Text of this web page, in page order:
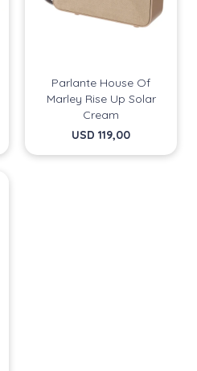
Parlante House Of
Marley Rise Up Solar
Cream
USD 119,00